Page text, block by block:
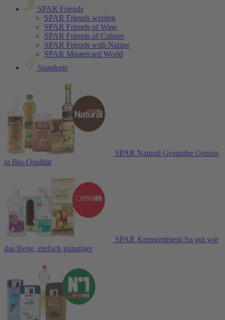
SPAR Friends
SPAR Friends werden
SPAR Friends of Wine
SPAR Friends of Culture
SPAR Friends with Nature
SPAR Mastercard World
Standorte
SPAR Natural Gesunder Genuss
in Bio-Qualität
SPAR Kernsortiment So gut wie
das Beste, einfach günstiger